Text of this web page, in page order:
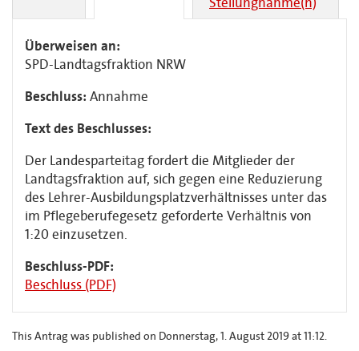
Überweisen an:
SPD-Landtagsfraktion NRW
Beschluss: Annahme
Text des Beschlusses:
Der Landesparteitag fordert die Mitglieder der
Landtagsfraktion auf, sich gegen eine Reduzierung
des Lehrer-Ausbildungsplatzverhältnisses unter das
im Pflegeberufegesetz geforderte Verhältnis von
1:20 einzusetzen.
Beschluss-PDF:
Beschluss (PDF)
This Antrag was published on Donnerstag, 1. August 2019 at 11:12.